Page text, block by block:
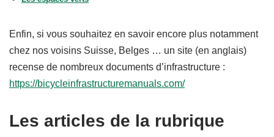
Enfin, si vous souhaitez en savoir encore plus notamment
chez nos voisins Suisse, Belges … un site (en anglais)
recense de nombreux documents d’infrastructure :
https://bicycleinfrastructuremanuals.com/
Les articles de la rubrique